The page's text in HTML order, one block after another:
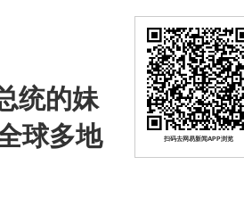
统的妹
球多地
扫码去网易新闻APP浏览